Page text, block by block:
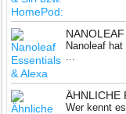
Nanoleaf
...
ÄHNLICHE
Wer kennt